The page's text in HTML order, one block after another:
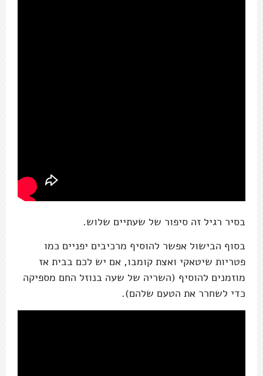
בסיר רגיל זה סיפור של שעתיים שלוש.
בסוף הבישול אפשר להוסיף מרכיבים יפניים כמו
פטריות שיטאקי ואצת קומבו, אם יש לכם בבית אז
מוזמנים להוסיף (השריה של שעה בנוזל החם מספיקה
כדי לשחרר את הטעם שלהם).